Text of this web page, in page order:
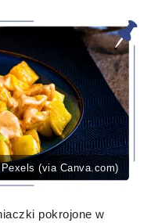
(via Canva.com)
pokrojone w